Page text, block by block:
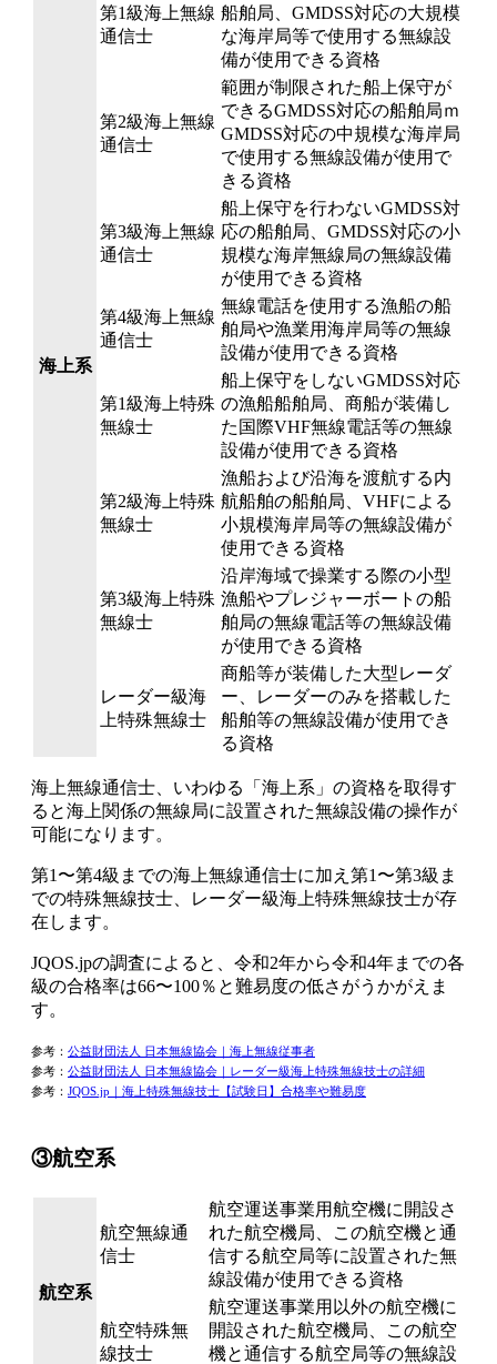
海上系
第1級海上無線
通信士
船舶局、GMDSS対応の大規模
な海岸局等で使用する無線設
備が使用できる資格
第2級海上無線
通信士
範囲が制限された船上保守が
できるGMDSS対応の船舶局ｍ
GMDSS対応の中規模な海岸局
で使用する無線設備が使用で
きる資格
第3級海上無線
通信士
船上保守を行わないGMDSS対
応の船舶局、GMDSS対応の小
規模な海岸無線局の無線設備
が使用できる資格
第4級海上無線
通信士
無線電話を使用する漁船の船
舶局や漁業用海岸局等の無線
設備が使用できる資格
第1級海上特殊
無線士
船上保守をしないGMDSS対応
の漁船船舶局、商船が装備し
た国際VHF無線電話等の無線
設備が使用できる資格
第2級海上特殊
無線士
漁船および沿海を渡航する内
航船舶の船舶局、VHFによる
小規模海岸局等の無線設備が
使用できる資格
第3級海上特殊
無線士
沿岸海域で操業する際の小型
漁船やプレジャーボートの船
舶局の無線電話等の無線設備
が使用できる資格
レーダー級海
上特殊無線士
商船等が装備した大型レーダ
ー、レーダーのみを搭載した
船舶等の無線設備が使用でき
る資格
海上無線通信士、 いわゆる「海上系」の資格を取得す
ると海上関係の無線局に設置された無線設備の操作が
可能になります。
第1〜第4級までの海上無線通信士に加え第1〜第3級ま
での特殊無線技士、レーダー級海上特殊無線技士が存
在します。
JQOS.jpの調査によると、令和2年から令和4年までの各
級の合格率は66〜100％と難易度の低さがうかがえま
す。
参考： 公益財団法人 日本無線協会｜海上無線従事者
参考： 公益財団法人 日本無線協会｜レーダー級海上特殊無線技士の詳細
参考： JQOS.jp｜海上特殊無線技士【試験日】合格率や難易度
③航空系
航空系
航空無線通
信士
航空運送事業用航空機に開設さ
れた航空機局、この航空機と通
信する航空局等に設置された無
線設備が使用できる資格
航空特殊無
線技士
航空運送事業用以外の航空機に
開設された航空機局、この航空
機と通信する航空局等の無線設